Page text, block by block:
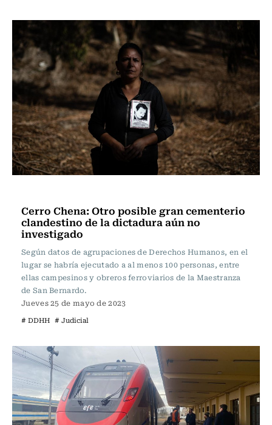
Cerro Chena: Otro posible gran cementerio
clandestino de la dictadura aún no
investigado
Según datos de agrupaciones de Derechos Humanos, en el
lugar se habría ejecutado a al menos 100 personas, entre
ellas campesinos y obreros ferroviarios de la Maestranza
de San Bernardo.
Jueves 25 de mayo de 2023
# DDHH # Judicial